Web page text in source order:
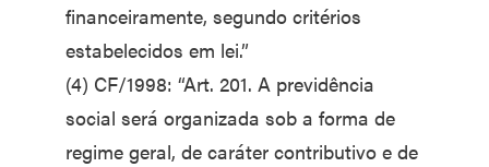
financeiramente, segundo critérios
estabelecidos em lei.”
(4) CF/1998: “Art. 201. A previdência
social será organizada sob a forma de
regime geral, de caráter contributivo e de